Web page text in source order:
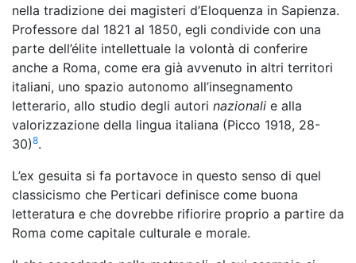
nella tradizione dei magisteri d’Eloquenza in Sapienza.
Professore dal 1821 al 1850, egli condivide con una
parte dell’élite intellettuale la volontà di conferire
anche a Roma, come era già avvenuto in altri territori
italiani, uno spazio autonomo all’insegnamento
letterario, allo studio degli autori nazionali e alla
valorizzazione della lingua italiana (Picco 1918, 28-
30)8.
L’ex gesuita si fa portavoce in questo senso di quel
classicismo che Perticari definisce come buona
letteratura e che dovrebbe rifiorire proprio a partire da
Roma come capitale culturale e morale.